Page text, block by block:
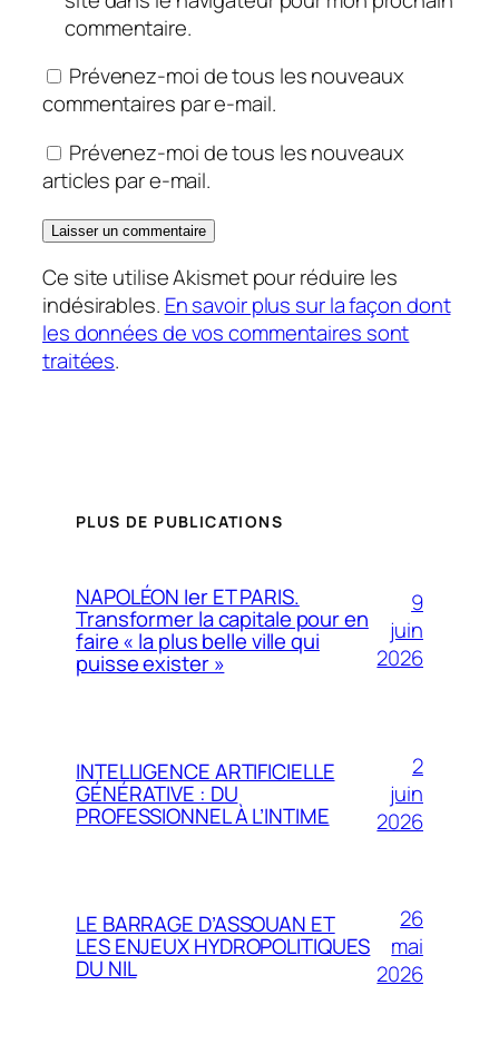
commentaire.
Prévenez-moi de tous les nouveaux
commentaires par e-mail.
Prévenez-moi de tous les nouveaux
articles par e-mail.
Ce site utilise Akismet pour réduire les
indésirables. En savoir plus sur la façon dont
les données de vos commentaires sont
traitées.
PLUS DE PUBLICATIONS
NAPOLÉON Ier ET PARIS.
Transformer la capitale pour en
faire « la plus belle ville qui
puisse exister »
9
juin
2026
INTELLIGENCE ARTIFICIELLE
GÉNÉRATIVE : DU
PROFESSIONNEL À L’INTIME
2
juin
2026
LE BARRAGE D’ASSOUAN ET
LES ENJEUX HYDROPOLITIQUES
DU NIL
26
mai
2026